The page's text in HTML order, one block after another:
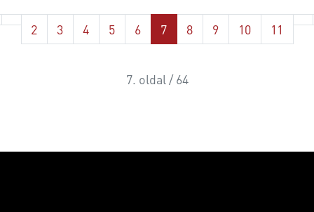
2 3 4 5 6 7 8 9 10 11
7. oldal / 64